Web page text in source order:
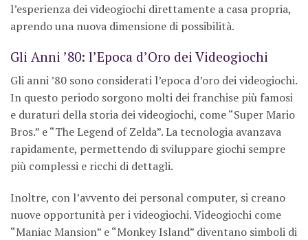
l’esperienza dei videogiochi direttamente a casa propria,
aprendo una nuova dimensione di possibilità.
Gli Anni ’80: l’Epoca d’Oro dei Videogiochi
Gli anni ’80 sono considerati l’epoca d’oro dei videogiochi.
In questo periodo sorgono molti dei franchise più famosi
e duraturi della storia dei videogiochi, come “Super Mario
Bros.” e “The Legend of Zelda”. La tecnologia avanzava
rapidamente, permettendo di sviluppare giochi sempre
più complessi e ricchi di dettagli.
Inoltre, con l’avvento dei personal computer, si creano
nuove opportunità per i videogiochi. Videogiochi come
“Maniac Mansion” e “Monkey Island” diventano simboli di